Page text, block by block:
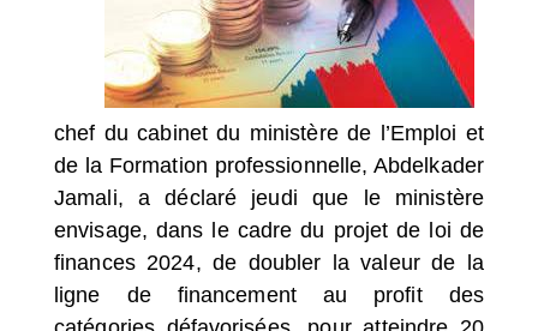
chef du cabinet du ministère de l’Emploi et
de la Formation professionnelle, Abdelkader
Jamali, a déclaré jeudi que le ministère
envisage, dans le cadre du projet de loi de
finances 2024, de doubler la valeur de la
ligne de financement au profit des